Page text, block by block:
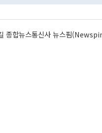
종합뉴스통신사 뉴스핌